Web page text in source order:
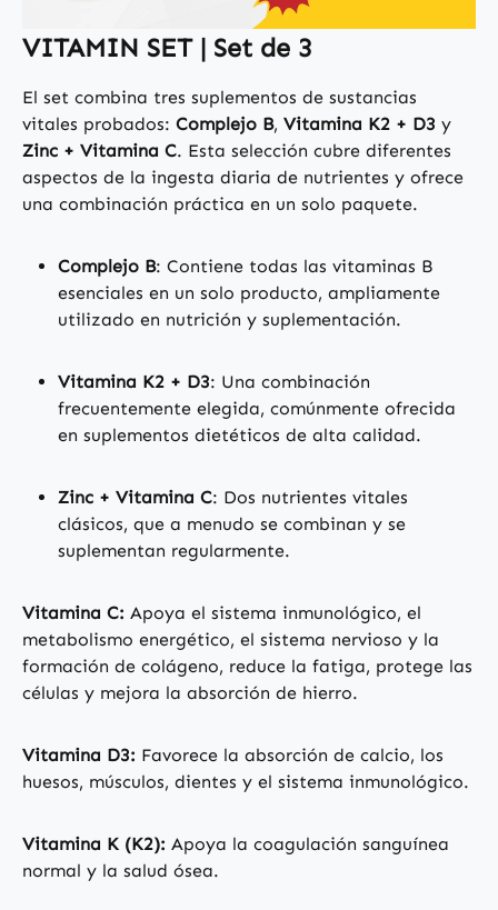
VITAMIN SET | Set de 3
El set combina tres suplementos de sustancias
vitales probados: Complejo B, Vitamina K2 + D3 y
Zinc + Vitamina C. Esta selección cubre diferentes
aspectos de la ingesta diaria de nutrientes y ofrece
una combinación práctica en un solo paquete.
Complejo B: Contiene todas las vitaminas B
esenciales en un solo producto, ampliamente
utilizado en nutrición y suplementación.
Vitamina K2 + D3: Una combinación
frecuentemente elegida, comúnmente ofrecida
en suplementos dietéticos de alta calidad.
Zinc + Vitamina C: Dos nutrientes vitales
clásicos, que a menudo se combinan y se
suplementan regularmente.
Vitamina C: Apoya el sistema inmunológico, el
metabolismo energético, el sistema nervioso y la
formación de colágeno, reduce la fatiga, protege las
células y mejora la absorción de hierro.
Vitamina D3: Favorece la absorción de calcio, los
huesos, músculos, dientes y el sistema inmunológico.
Vitamina K (K2): Apoya la coagulación sanguínea
normal y la salud ósea.